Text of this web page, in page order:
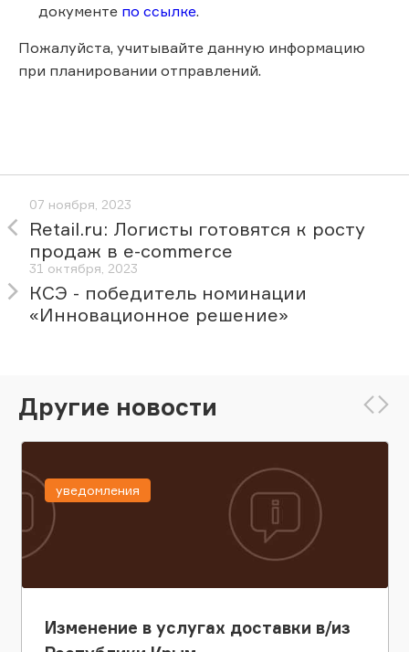
документе по ссылке.
Пожалуйста, учитывайте данную информацию
при планировании отправлений.
07 ноября, 2023
Retail.ru: Логисты готовятся к росту
продаж в e-commerce
31 октября, 2023
КСЭ - победитель номинации
«Инновационное решение»
Другие новости
Изменение в услугах доставки в/из
уведомления